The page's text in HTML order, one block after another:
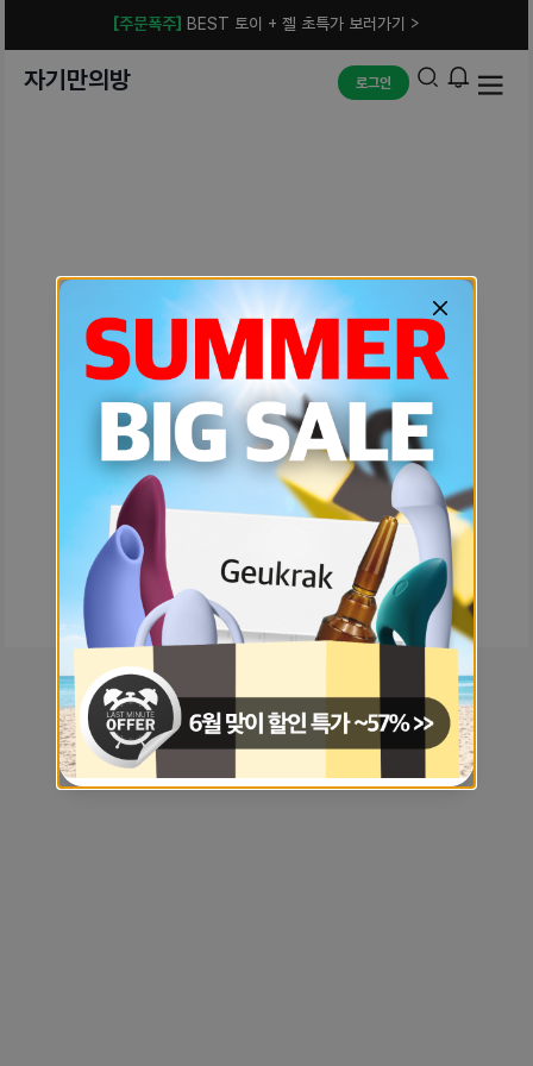
[주문폭주] BEST 토이 + 젤 초특가 보러가기 >
자기만의방 로그인
예상치 못한 에러입니다.